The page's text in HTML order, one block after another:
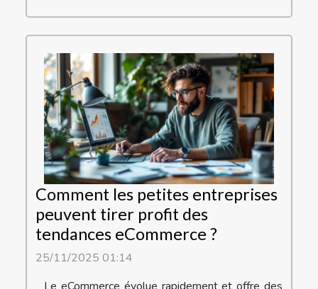
Comment les petites entreprises
peuvent tirer profit des
tendances eCommerce ?
25/11/2025 01:14